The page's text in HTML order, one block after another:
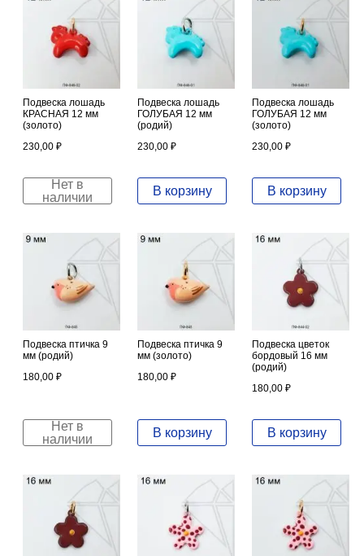
Подвеска лошадь
КРАСНАЯ 12 мм
(золото)
230,00 ₽
Нет в
наличии
Подвеска лошадь
ГОЛУБАЯ 12 мм
(родий)
230,00 ₽
В корзину
Подвеска лошадь
ГОЛУБАЯ 12 мм
(золото)
230,00 ₽
В корзину
Подвеска птичка 9
мм (родий)
180,00 ₽
Нет в
наличии
Подвеска птичка 9
мм (золото)
180,00 ₽
В корзину
Подвеска цветок
бордовый 16 мм
(родий)
180,00 ₽
В корзину